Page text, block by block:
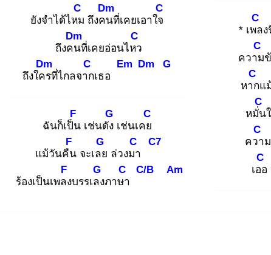
ยังจำได้ไหม
C
ถึงคน
Dm
ที่เคยเอาใจ
C
ถึงคน
Dm
ที่เคยอ่อนไหว
C
ถึงใคร
Dm
ที่ไกลจาก
C
เธอ
Em Dm G
ฉันก็เป็น
F
เช่นดัง
G
เช่นเคย
C
แม้วันคืน
F
จะเลย
G
ล่วงมา
C C7
ร้องเป็นเพลง
F
บรรเลง
G
ภาษา
C C/B Am
* เพล
C
ความ
C
หาก
C
แ
หมั่น
C
ควา
C
เออ
C